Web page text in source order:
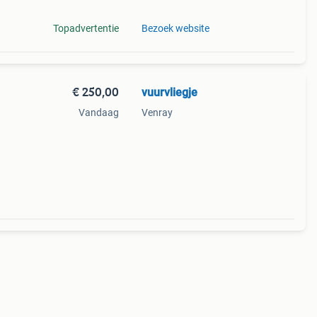
Topadvertentie Bezoek website
€ 250,00
Vandaag
vuurvliegje
Venray